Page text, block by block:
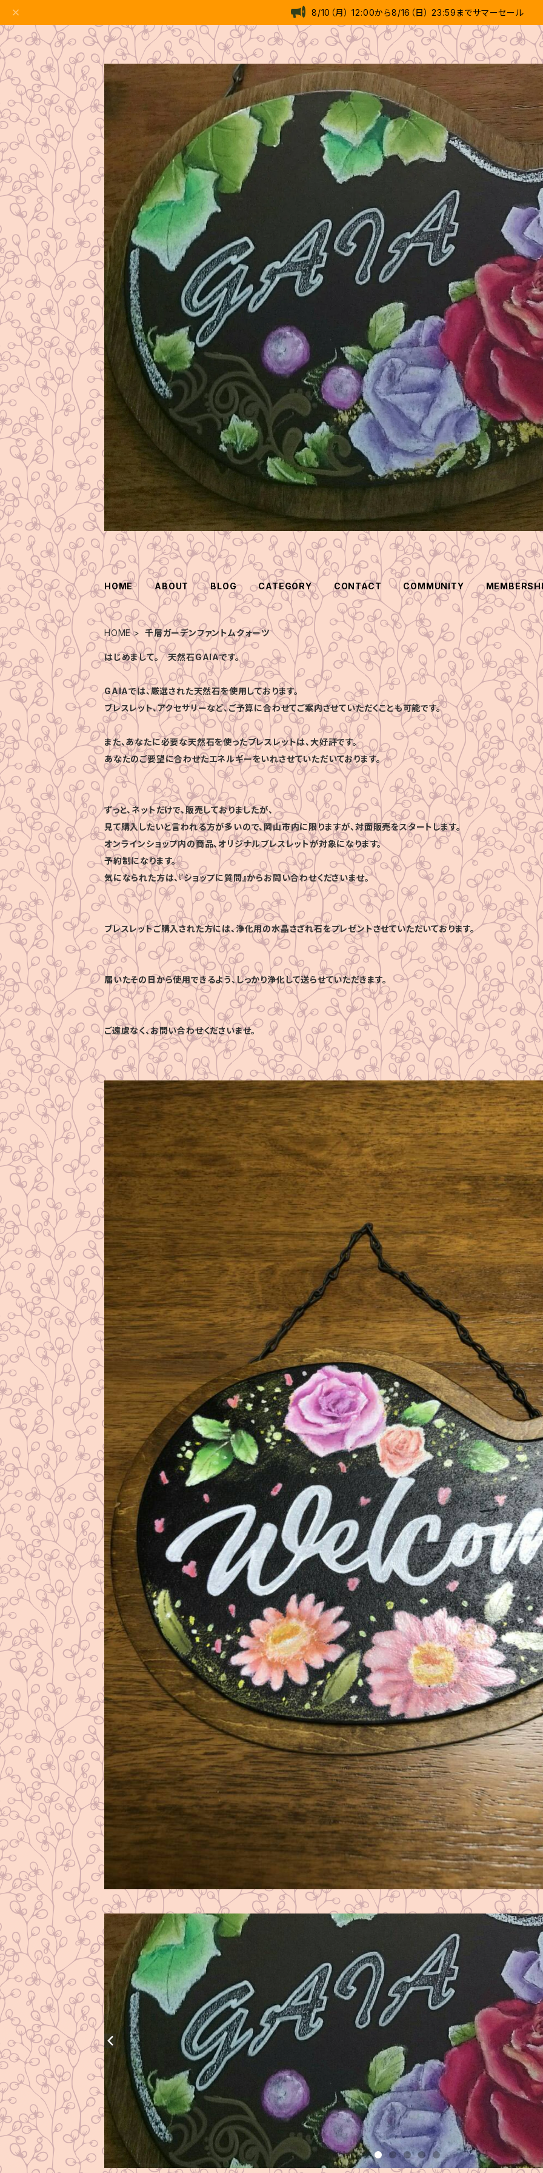
8/10（月） 12:00から8/16（日） 23:59までサマーセール
HOME ABOUT BLOG CATEGORY CONTACT COMMUNITY
HOME 千層ガーデンファントムクォーツ
はじめまして。 天然石GAIAです。
GAIAでは、厳選された天然石を使用しております。
ブレスレット、アクセサリーなど、ご予算に合わせてご案内させていただくことも可能です。
また、あなたに必要な天然石を使ったブレスレットは、大好評です。
あなたのご要望に合わせたエネルギーをいれさせていただいております。
ずっと、ネットだけで、販売しておりましたが、
見て購入したいと言われる方が多いので、岡山市内に限りますが、対面販売をスタートします。
オンラインショップ内の商品、オリジナルブレスレットが対象になります。
予約制になります。
気になられた方は、『ショップに質問』からお問い合わせくださいませ。
ブレスレットご購入された方には、浄化用の水晶さざれ石をプレゼントさせていただいております。
届いたその日から使用できるよう、しっかり浄化して送らせていただきます。
ご遠慮なく、お問い合わせくださいませ。